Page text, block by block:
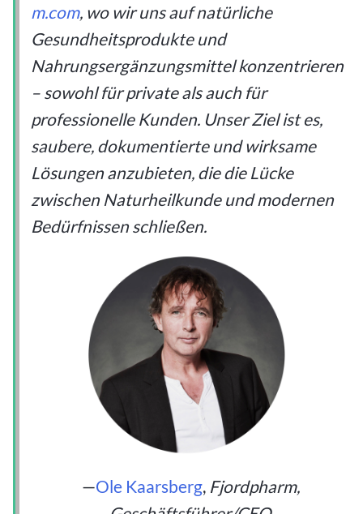
m.com, wo wir uns auf natürliche
Gesundheitsprodukte und
Nahrungsergänzungsmittel konzentrieren
– sowohl für private als auch für
professionelle Kunden. Unser Ziel ist es,
saubere, dokumentierte und wirksame
Lösungen anzubieten, die die Lücke
zwischen Naturheilkunde und modernen
Bedürfnissen schließen.
—Ole Kaarsberg, Fjordpharm,